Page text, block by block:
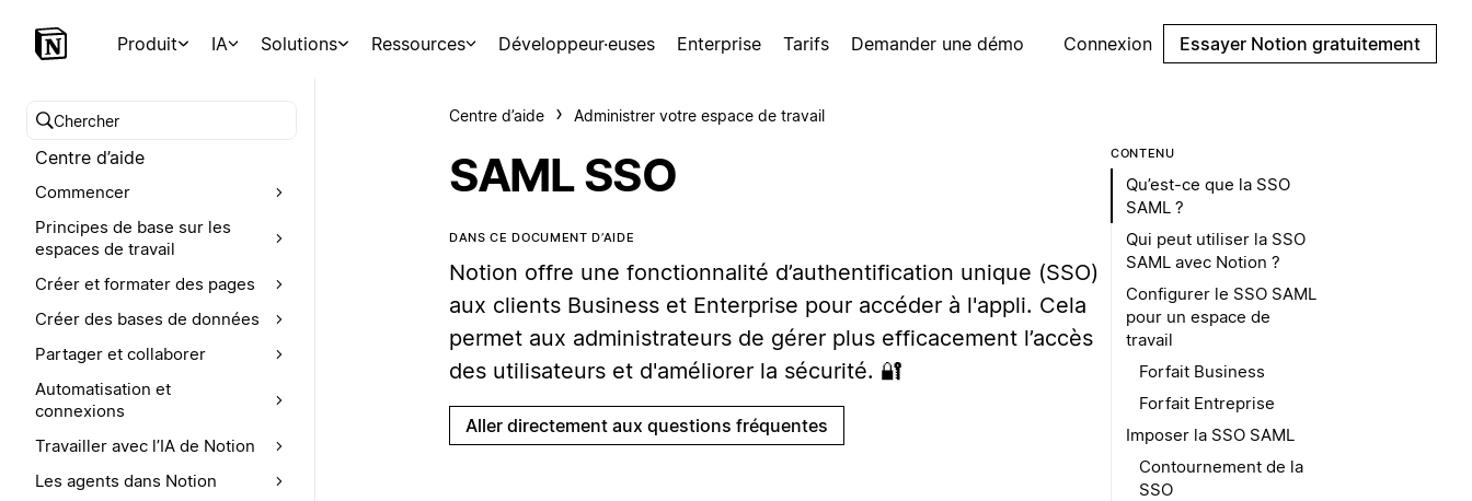
Produit IA Solutions Ressources Développeur·euses Enterprise Tarifs Demander une démo Connexion Essayer Notion gratuitement
Chercher dans le centre d’aide
Centre d’aide
Commencer
Principes de base sur les
espaces de travail
Créer et formater des pages
Créer des bases de données
Partager et collaborer
Automatisation et
connexions
Travailler avec l’IA de Notion
Les agents dans Notion
Centre d’aide Administrer votre espace de travail
SAML SSO
DANS CE DOCUMENT D’AIDE
Notion offre une fonctionnalité d’authentification unique (SSO)
aux clients Business et Enterprise pour accéder à l'appli. Cela
permet aux administrateurs de gérer plus efficacement l’accès
des utilisateurs et d'améliorer la sécurité. 🔐
Aller directement aux questions fréquentes
CONTENU
Qu’est-ce que la SSO
SAML ?
Qui peut utiliser la SSO
SAML avec Notion ?
Configurer le SSO SAML
pour un espace de
travail
Forfait Business
Forfait Entreprise
Imposer la SSO SAML
Contournement de la
SSO